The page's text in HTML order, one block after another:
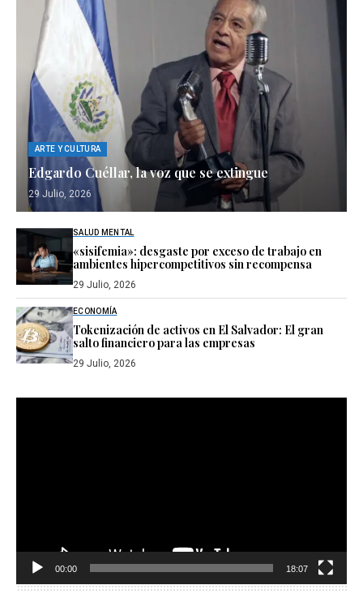
ARTE Y CULTURA
Edgardo Cuéllar, la voz que se extingue
29 Julio, 2026
SALUD MENTAL
«sisifemia»: desgaste por exceso de trabajo en
ambientes hipercompetitivos sin recompensa
29 Julio, 2026
ECONOMÍA
Tokenización de activos en El Salvador: El gran
salto financiero para las empresas
29 Julio, 2026
00:00 18:07